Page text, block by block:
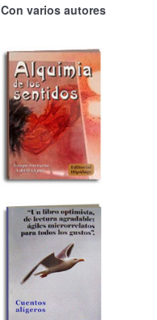
Con varios autores